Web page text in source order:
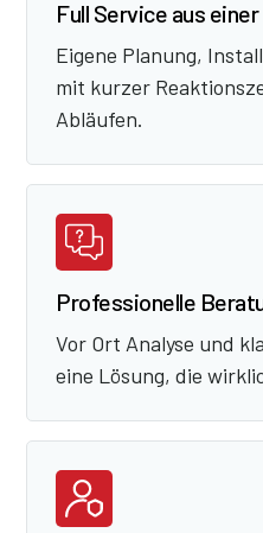
Full Service aus
Eigene Planung,
mit kurzer
Abläufen.
Professionelle
Vor Ort Analyse und
eine Lösung, die